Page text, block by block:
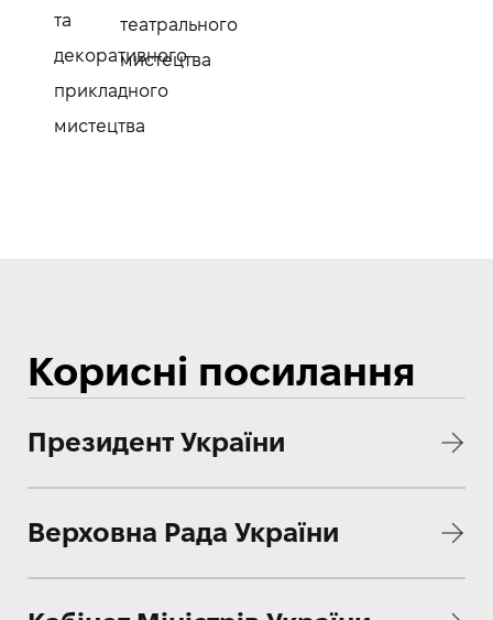
та
декоративного-
прикладного
мистецтва
театрального
мистецтва
Корисні посилання
Президент України
Верховна Рада України